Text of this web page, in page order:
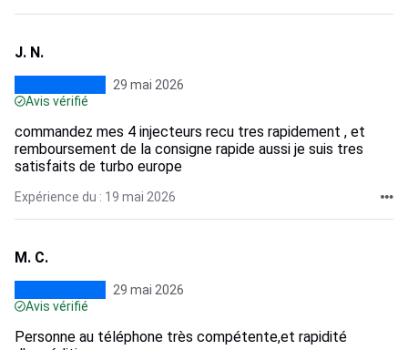
J. N.
29 mai 2026
Avis vérifié
commandez mes 4 injecteurs recu tres rapidement , et
remboursement de la consigne rapide aussi je suis tres
satisfaits de turbo europe
Expérience du : 19 mai 2026
M. C.
29 mai 2026
Avis vérifié
Personne au téléphone très compétente,et rapidité